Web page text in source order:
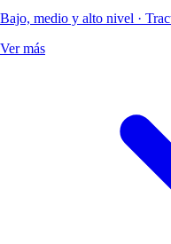
Bajo, medio y alto nivel ·
Ver más